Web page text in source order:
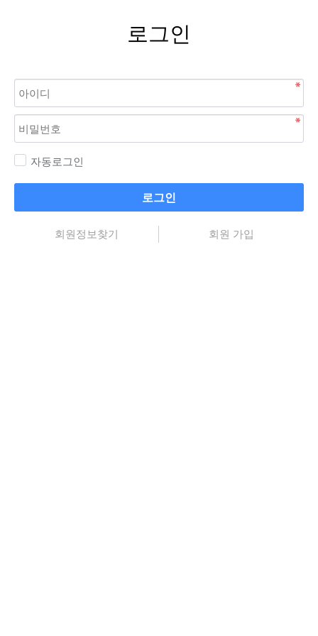
로그인
자동로그인
로그인
회원정보찾기 회원 가입